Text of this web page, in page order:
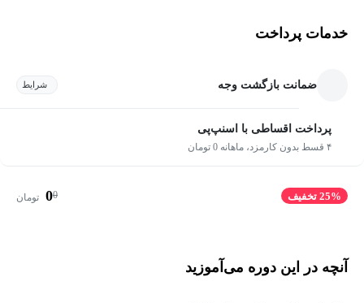
خدمات پرداخت
ضمانت بازگشت وجه شرایط
پرداخت اقساطی با اسنپ‌پی
۴ قسط بدون کارمزد، ماهانه 0 تومان
25% تخفیف 0
0 تومان
آنچه در این دوره می‌آموزید